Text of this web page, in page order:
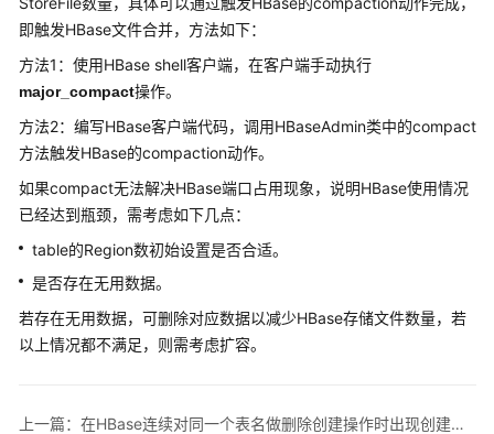
作
南
（LTS
版）
件
操
作
南
（普
通
使
即触发HBase文件合并，方法如下：
方法1：使用HBase shell客户端，在客户端手动执行
major_compact操作。
方法2：编写HBase客户端代码，调用HBaseAdmin类中的compact
方法触发HBase的compaction动作。
如果compact无法解决HBase端口占用现象，说明HBase使用情况
已经达到瓶颈，需考虑如下几点：
table的Region数初始设置是否合适。
是否存在无用数据。
若存在无用数据，可删除对应数据以减少HBase存储文件数量，若
以上情况都不满足，则需考虑扩容。
上一篇：在HBase连续对同一个表名做删除创建操作时出现创建表异常